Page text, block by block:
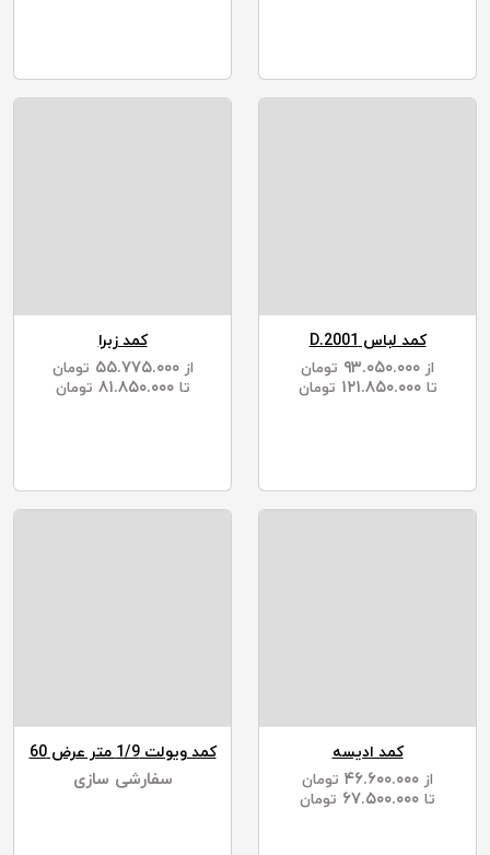
کمد ویولت 1/9 متر عرض 60
سفارشی سازی
کمد ادیسه
از
تومان
تا
تومان
کمد زبرا
از ۵۵.۷۷۵.۰۰۰
تومان
تا ۸۱.۸۵۰.۰۰۰ تومان
کمد لباس D.2001
از
تومان
تا ۱۲۱.۸۵۰.۰۰۰ تومان